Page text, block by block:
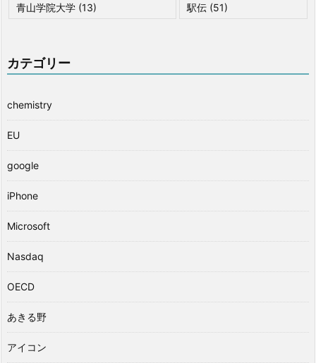
青山学院大学 (13) 駅伝 (51)
カテゴリー
chemistry
EU
google
iPhone
Microsoft
Nasdaq
OECD
あきる野
アイコン